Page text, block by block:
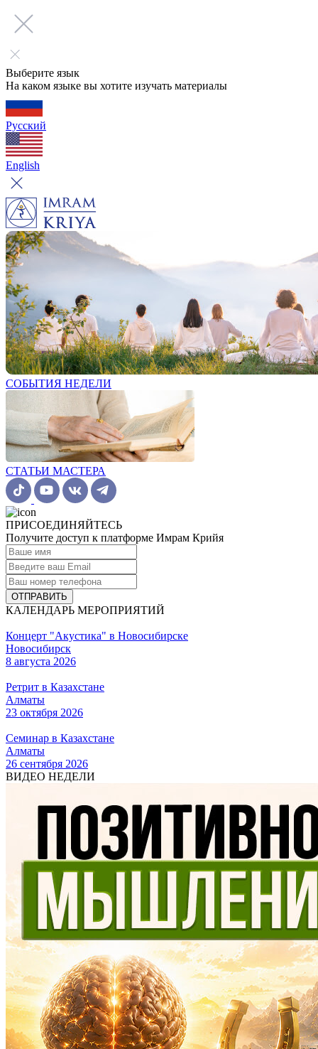
Выберите язык
На каком языке вы хотите изучать материалы
Русский
English
СОБЫТИЯ НЕДЕЛИ
СТАТЬИ МАСТЕРА
ПРИСОЕДИНЯЙТЕСЬ
Получите доступ к платформе Имрам Крийя
ОТПРАВИТЬ
КАЛЕНДАРЬ МЕРОПРИЯТИЙ
Концерт "Акустика" в Новосибирске
Новосибирск
8 августа 2026
Ретрит в Казахстане
Алматы
23 октября 2026
Семинар в Казахстане
Алматы
26 сентября 2026
ВИДЕО НЕДЕЛИ